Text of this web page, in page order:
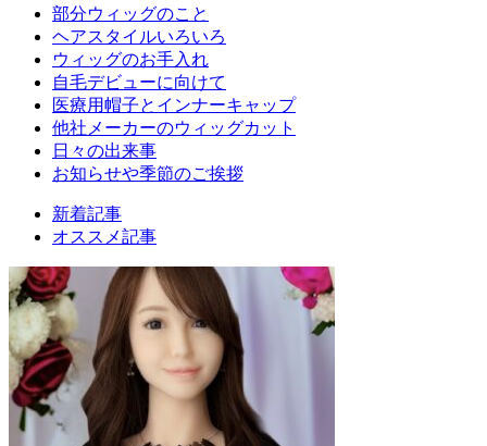
部分ウィッグのこと
ヘアスタイルいろいろ
ウィッグのお手入れ
自毛デビューに向けて
医療用帽子とインナーキャップ
他社メーカーのウィッグカット
日々の出来事
お知らせや季節のご挨拶
新着記事
オススメ記事